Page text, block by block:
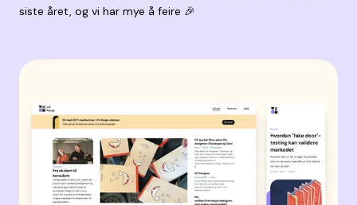
siste året, og vi har mye å feire 🎉